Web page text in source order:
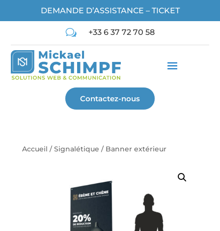
DEMANDE D’ASSISTANCE – TICKET
w +33 6 37 72 70 58
Contactez-nous
Accueil /Signalétique / Banner extérieur